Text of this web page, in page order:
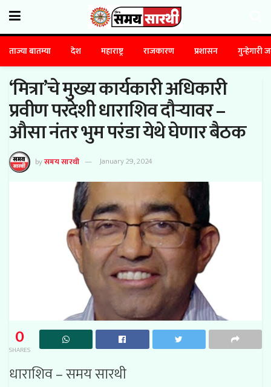
ताज्या बातम्या देश महाराष्ट्र राजकारण प्रशासन गुन्हेगारी
‘मित्रा’चे मुख्य कार्यकारी अधिकारी
प्रवीण परदेशी धाराशिव दौऱ्यावर –
औसा नंतर भुम परंडा येथे घेणार बैठक
byसमय सारथी January 29, 2024
0
SHARES
धाराशिव – समय सारथी